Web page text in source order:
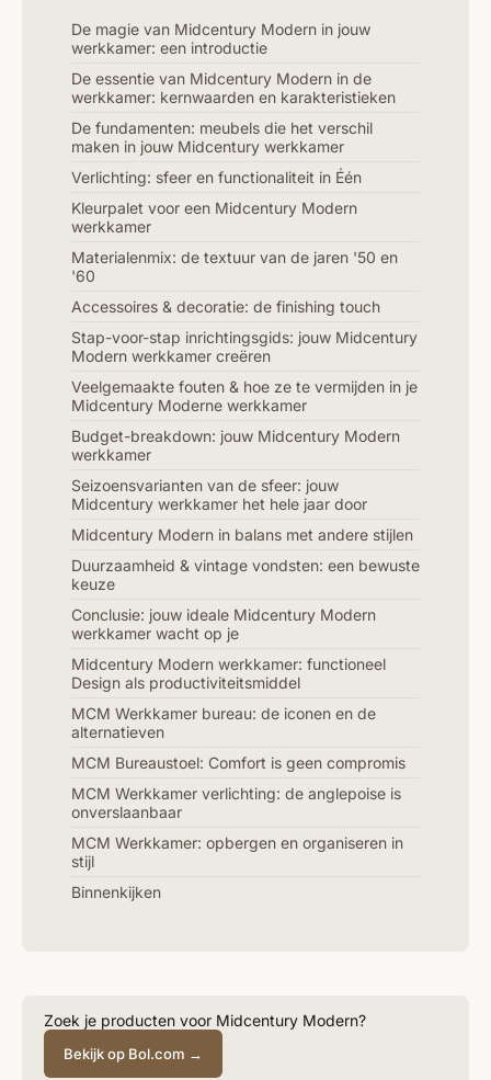
De magie van Midcentury Modern in jouw
werkkamer: een introductie
De essentie van Midcentury Modern in de
werkkamer: kernwaarden en karakteristieken
De fundamenten: meubels die het verschil
maken in jouw Midcentury werkkamer
Verlichting: sfeer en functionaliteit in Één
Kleurpalet voor een Midcentury Modern
werkkamer
Materialenmix: de textuur van de jaren '50 en
'60
Accessoires & decoratie: de finishing touch
Stap-voor-stap inrichtingsgids: jouw Midcentury
Modern werkkamer creëren
Veelgemaakte fouten & hoe ze te vermijden in je
Midcentury Moderne werkkamer
Budget-breakdown: jouw Midcentury Modern
werkkamer
Seizoensvarianten van de sfeer: jouw
Midcentury werkkamer het hele jaar door
Midcentury Modern in balans met andere stijlen
Duurzaamheid & vintage vondsten: een bewuste
keuze
Conclusie: jouw ideale Midcentury Modern
werkkamer wacht op je
Midcentury Modern werkkamer: functioneel
Design als productiviteitsmiddel
MCM Werkkamer bureau: de iconen en de
alternatieven
MCM Bureaustoel: Comfort is geen compromis
MCM Werkkamer verlichting: de anglepoise is
onverslaanbaar
MCM Werkkamer: opbergen en organiseren in
stijl
Binnenkijken
Zoek je producten voor Midcentury Modern?
Bekijk op Bol.com →